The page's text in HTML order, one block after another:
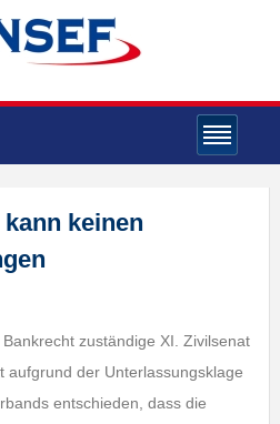
keinen
zuständige XI. Zivilsenat
aufgrund der Unterlassungsklage
entschieden, dass die